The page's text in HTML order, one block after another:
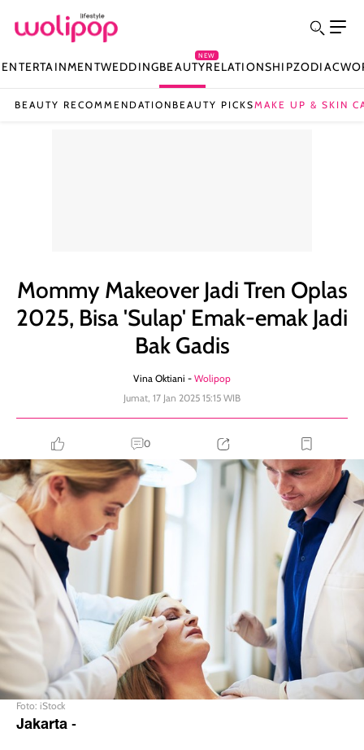
ENTERTAINMENTWEDDINGBEAUTY
NEW
RELATIONSHIPZODIAC
BEAUTY RECOMMENDATION BEAUTY PICKSMAKE UP & SKIN
Mommy Makeover Jadi Tren Oplas
2025, Bisa 'Sulap' Emak-emak Jadi
Bak Gadis
Vina Oktiani - Wolipop
Jumat, 17 Jan 2025 15:15 WIB
0
Foto: iStock
Jakarta-